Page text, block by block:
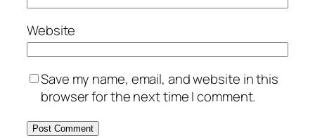
Website
Save my name, email, and website in this
browser for the next time I comment.